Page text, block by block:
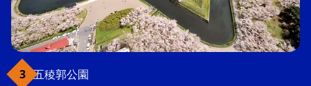
五稜郭公園